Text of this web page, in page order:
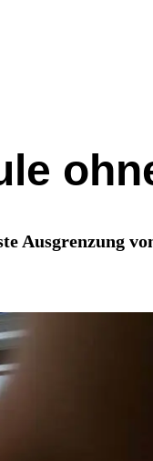
Ausgrenzung